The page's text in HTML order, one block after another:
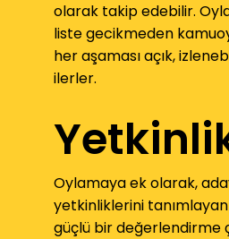
olarak takip edebilir.
liste gecikmeden
her aşaması açık,
ilerler.
Oylamaya ek olarak,
yetkinliklerini
güçlü bir değerlendirme